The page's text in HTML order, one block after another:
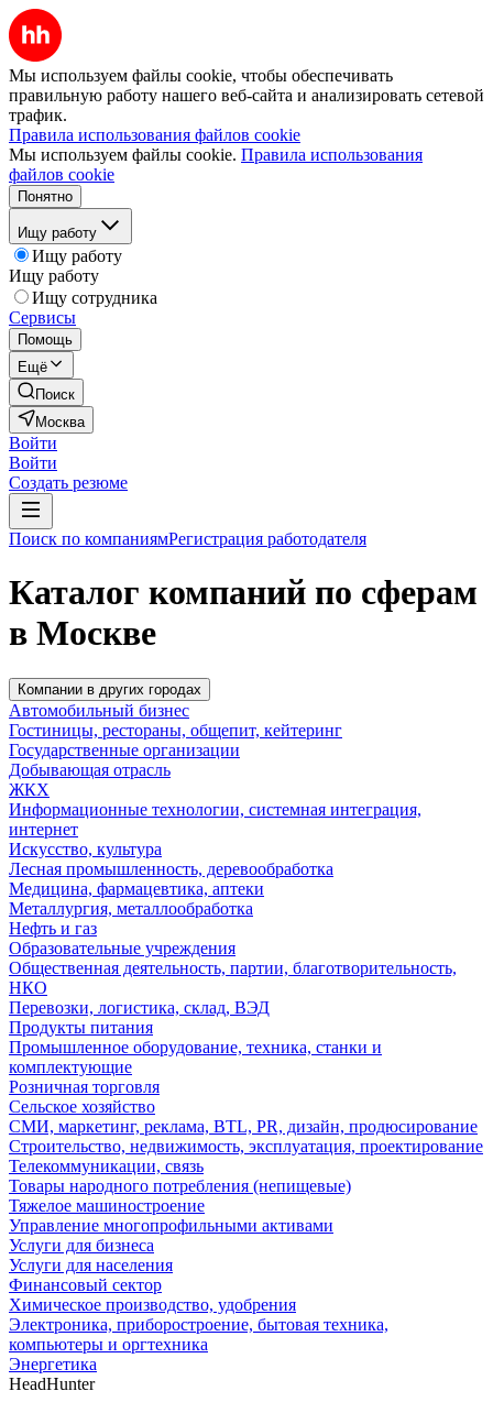
Мы используем файлы cookie, чтобы обеспечивать
правильную работу нашего веб-сайта и анализировать сетевой
трафик.
Правила использования файлов cookie
Мы используем файлы cookie. Правила использования
файлов cookie
Понятно
Ищу работу
Ищу работу
Ищу работу
Ищу сотрудника
Сервисы
Помощь
Ещё
Поиск
Москва
Войти
Войти
Создать резюме
Поиск по компаниямРегистрация работодателя
Каталог компаний по сферам
в Москве
Компании в других городах
Автомобильный бизнес
Гостиницы, рестораны, общепит, кейтеринг
Государственные организации
Добывающая отрасль
ЖКХ
Информационные технологии, системная интеграция,
интернет
Искусство, культура
Лесная промышленность, деревообработка
Медицина, фармацевтика, аптеки
Металлургия, металлообработка
Нефть и газ
Образовательные учреждения
Общественная деятельность, партии, благотворительность,
НКО
Перевозки, логистика, склад, ВЭД
Продукты питания
Промышленное оборудование, техника, станки и
комплектующие
Розничная торговля
Сельское хозяйство
СМИ, маркетинг, реклама, BTL, PR, дизайн, продюсирование
Строительство, недвижимость, эксплуатация, проектирование
Телекоммуникации, связь
Товары народного потребления (непищевые)
Тяжелое машиностроение
Управление многопрофильными активами
Услуги для бизнеса
Услуги для населения
Финансовый сектор
Химическое производство, удобрения
Электроника, приборостроение, бытовая техника,
компьютеры и оргтехника
Энергетика
HeadHunter